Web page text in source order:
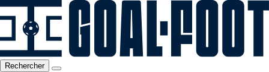
Rechercher